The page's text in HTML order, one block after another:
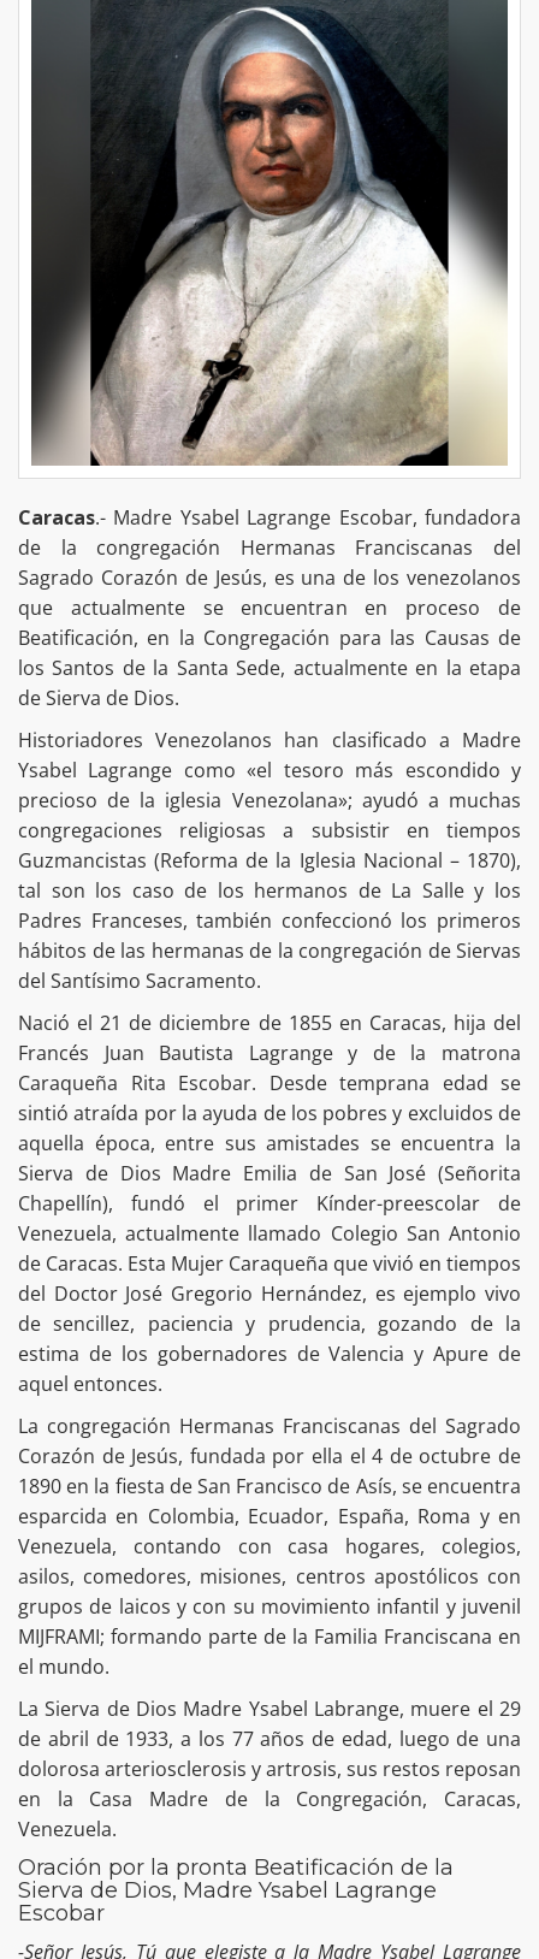
Caracas.- Madre Ysabel Lagrange Escobar, fundadora
de la congregación Hermanas Franciscanas del
Sagrado Corazón de Jesús, es una de los venezolanos
que actualmente se encuentran en proceso de
Beatificación, en la Congregación para las Causas de
los Santos de la Santa Sede, actualmente en la etapa
de Sierva de Dios.
Historiadores Venezolanos han clasificado a Madre
Ysabel Lagrange como «el tesoro más escondido y
precioso de la iglesia Venezolana»; ayudó a muchas
congregaciones religiosas a subsistir en tiempos
Guzmancistas (Reforma de la Iglesia Nacional – 1870),
tal son los caso de los hermanos de La Salle y los
Padres Franceses, también confeccionó los primeros
hábitos de las hermanas de la congregación de Siervas
del Santísimo Sacramento.
Nació el 21 de diciembre de 1855 en Caracas, hija del
Francés Juan Bautista Lagrange y de la matrona
Caraqueña Rita Escobar. Desde temprana edad se
sintió atraída por la ayuda de los pobres y excluidos de
aquella época, entre sus amistades se encuentra la
Sierva de Dios Madre Emilia de San José (Señorita
Chapellín), fundó el primer Kínder-preescolar de
Venezuela, actualmente llamado Colegio San Antonio
de Caracas. Esta Mujer Caraqueña que vivió en tiempos
del Doctor José Gregorio Hernández, es ejemplo vivo
de sencillez, paciencia y prudencia, gozando de la
estima de los gobernadores de Valencia y Apure de
aquel entonces.
La congregación Hermanas Franciscanas del Sagrado
Corazón de Jesús, fundada por ella el 4 de octubre de
1890 en la fiesta de San Francisco de Asís, se encuentra
esparcida en Colombia, Ecuador, España, Roma y en
Venezuela, contando con casa hogares, colegios,
asilos, comedores, misiones, centros apostólicos con
grupos de laicos y con su movimiento infantil y juvenil
MIJFRAMI; formando parte de la Familia Franciscana en
el mundo.
La Sierva de Dios Madre Ysabel Labrange, muere el 29
de abril de 1933, a los 77 años de edad, luego de una
dolorosa arteriosclerosis y artrosis, sus restos reposan
en la Casa Madre de la Congregación, Caracas,
Venezuela.
Oración por la pronta Beatificación de la
Sierva de Dios, Madre Ysabel Lagrange
Escobar
-Señor Jesús, Tú que elegiste a la Madre Ysabel Lagrange